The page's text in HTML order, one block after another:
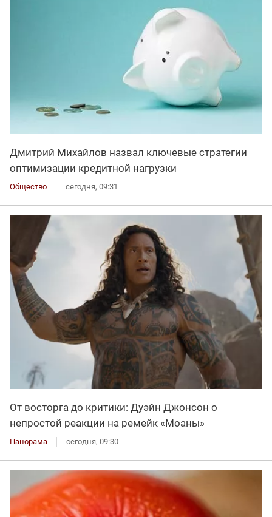
Дмитрий Михайлов назвал ключевые стратегии
оптимизации кредитной нагрузки
Общество сегодня, 09:31
От восторга до критики: Дуэйн Джонсон о
непростой реакции на ремейк «Моаны»
Панорама сегодня, 09:30